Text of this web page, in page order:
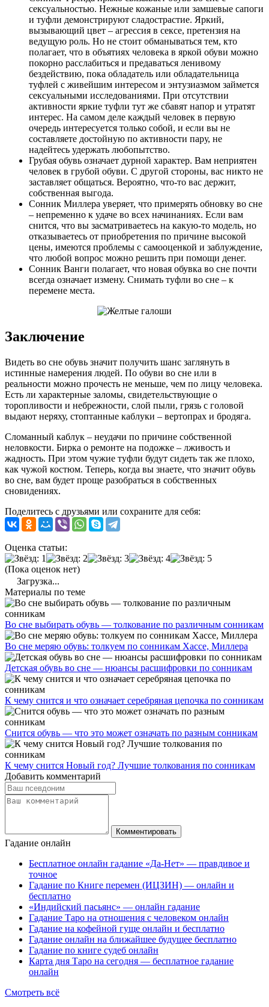
сексуальностью. Нежные кожаные или замшевые сапоги
и туфли демонстрируют сладострастие. Яркий,
вызывающий цвет – агрессия в сексе, претензия на
ведущую роль. Но не стоит обманываться тем, кто
полагает, что в объятиях человека в яркой обуви можно
покорно расслабиться и предаваться ленивому
бездействию, пока обладатель или обладательница
туфлей с живейшим интересом и энтузиазмом займется
сексуальными исследованиями. При отсутствии
активности яркие туфли тут же сбавят напор и утратят
интерес. На самом деле каждый человек в первую
очередь интересуется только собой, и если вы не
составляете достойную по активности пару, не
надейтесь удержать любопытство.
Грубая обувь означает дурной характер. Вам неприятен
человек в грубой обуви. С другой стороны, вас никто не
заставляет общаться. Вероятно, что-то вас держит,
собственная выгода.
Сонник Миллера уверяет, что примерять обновку во сне
– непременно к удаче во всех начинаниях. Если вам
снится, что вы засматриваетесь на какую-то модель, но
отказываетесь от приобретения по причине высокой
цены, имеются проблемы с самооценкой и заблуждение,
что любой вопрос можно решить при помощи денег.
Сонник Ванги полагает, что новая обувка во сне почти
всегда означает измену. Снимать туфли во сне – к
перемене места.
Заключение
Видеть во сне обувь значит получить шанс заглянуть в
истинные намерения людей. По обуви во сне или в
реальности можно прочесть не меньше, чем по лицу человека.
Есть ли характерные заломы, свидетельствующие о
торопливости и небрежности, слой пыли, грязь с головой
выдают неряху, стоптанные каблуки – вертопрах и бродяга.
Сломанный каблук – неудачи по причине собственной
неловкости. Бирка о ремонте на подожке – лживость и
жадность. При этом чужие туфли будут сидеть так же плохо,
как чужой костюм. Теперь, когда вы знаете, что значит обувь
во сне, вам будет проще разобраться в собственных
сновидениях.
Поделитесь с друзьями или сохраните для себя:
Оценка статьи:
(Пока оценок нет)
Загрузка...
Материалы по теме
Во сне выбирать обувь — толкование по различным сонникам
Во сне меряю обувь: толкуем по сонникам Хассе, Миллера
Детская обувь во сне — нюансы расшифровки по сонникам
К чему снится и что означает серебряная цепочка по сонникам
Снится обувь — что это может означать по разным сонникам
К чему снится Новый год? Лучшие толкования по сонникам
Добавить комментарий
Гадание онлайн
Бесплатное онлайн гадание «Да-Нет» — правдивое и
точное
Гадание по Книге перемен (ИЦЗИН) — онлайн и
бесплатно
«Индийский пасьянс» — онлайн гадание
Гадание Таро на отношения с человеком онлайн
Гадание на кофейной гуще онлайн и бесплатно
Гадание онлайн на ближайшее будущее бесплатно
Гадание по книге судеб онлайн
Карта дня Таро на сегодня — бесплатное гадание
онлайн
Смотреть всё